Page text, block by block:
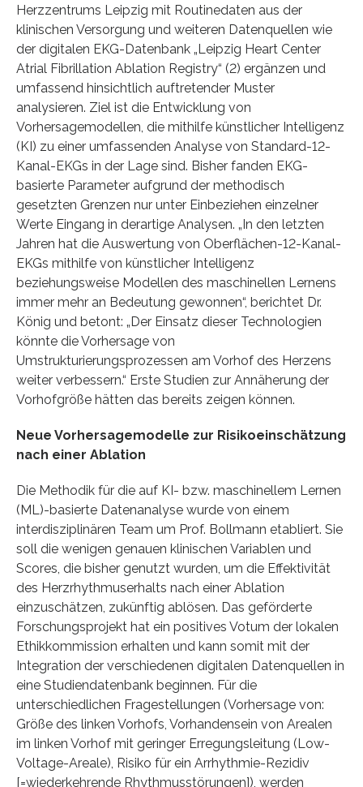
Herzzentrums Leipzig mit Routinedaten aus der
klinischen Versorgung und weiteren Datenquellen wie
der digitalen EKG-Datenbank „Leipzig Heart Center
Atrial Fibrillation Ablation Registry“ (2) ergänzen und
umfassend hinsichtlich auftretender Muster
analysieren. Ziel ist die Entwicklung von
Vorhersagemodellen, die mithilfe künstlicher Intelligenz
(KI) zu einer umfassenden Analyse von Standard-12-
Kanal-EKGs in der Lage sind. Bisher fanden EKG-
basierte Parameter aufgrund der methodisch
gesetzten Grenzen nur unter Einbeziehen einzelner
Werte Eingang in derartige Analysen. „In den letzten
Jahren hat die Auswertung von Oberflächen-12-Kanal-
EKGs mithilfe von künstlicher Intelligenz
beziehungsweise Modellen des maschinellen Lernens
immer mehr an Bedeutung gewonnen“, berichtet Dr.
König und betont: „Der Einsatz dieser Technologien
könnte die Vorhersage von
Umstrukturierungsprozessen am Vorhof des Herzens
weiter verbessern.“ Erste Studien zur Annäherung der
Vorhofgröße hätten das bereits zeigen können.
Neue Vorhersagemodelle zur Risikoeinschätzung
nach einer Ablation
Die Methodik für die auf KI- bzw. maschinellem Lernen
(ML)-basierte Datenanalyse wurde von einem
interdisziplinären Team um Prof. Bollmann etabliert. Sie
soll die wenigen genauen klinischen Variablen und
Scores, die bisher genutzt wurden, um die Effektivität
des Herzrhythmuserhalts nach einer Ablation
einzuschätzen, zukünftig ablösen. Das geförderte
Forschungsprojekt hat ein positives Votum der lokalen
Ethikkommission erhalten und kann somit mit der
Integration der verschiedenen digitalen Datenquellen in
eine Studiendatenbank beginnen. Für die
unterschiedlichen Fragestellungen (Vorhersage von:
Größe des linken Vorhofs, Vorhandensein von Arealen
im linken Vorhof mit geringer Erregungsleitung (Low-
Voltage-Areale), Risiko für ein Arrhythmie-Rezidiv
[=wiederkehrende Rhythmusstörungen]), werden